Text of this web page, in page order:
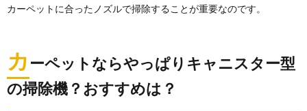
カーペットに合ったノズルで掃除することが重要なのです。
カ ーペットならやっぱりキャニスター型
の掃除機？おすすめは？